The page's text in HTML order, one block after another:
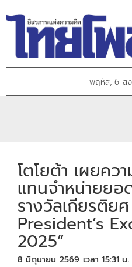
พฤหัส, 6 สิ
โตโยต้า เผยคว
แทนจำหน่ายยอ
รางวัลเกียรติย
President’s
2025”
8 มิถุนายน 2569 เวลา 15:31 น.